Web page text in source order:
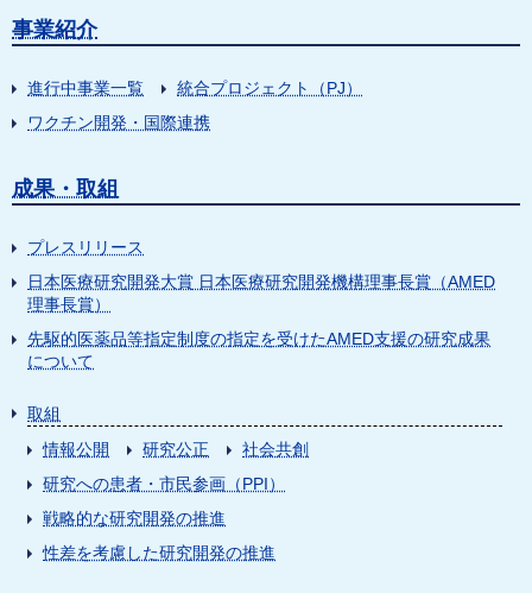
事業紹介
進行中事業一覧
統合プロジェクト（PJ）
ワクチン開発・国際連携
成果・取組
プレスリリース
日本医療研究開発大賞 日本医療研究開発機構理事長賞（AMED
理事長賞）
先駆的医薬品等指定制度の指定を受けたAMED支援の研究成果
について
取組
情報公開
研究公正
社会共創
研究への患者・市民参画（PPI）
戦略的な研究開発の推進
性差を考慮した研究開発の推進